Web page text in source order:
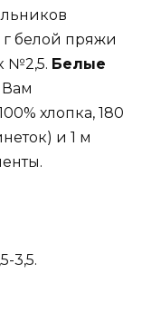
г белой пряжи
№2,5. Белые
Вам
хлопка, 180
и 1 м
3,5.